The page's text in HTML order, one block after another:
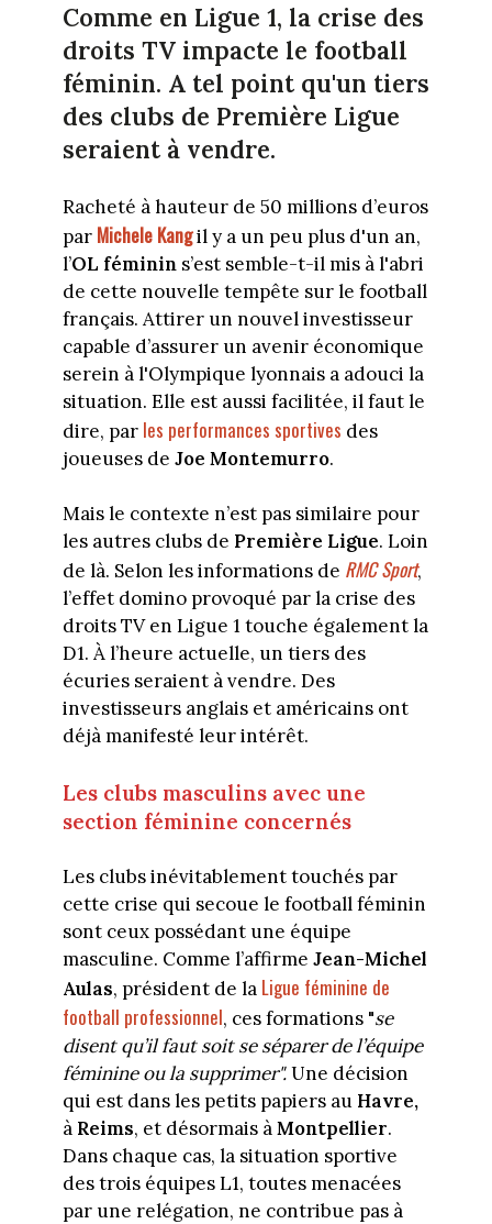
Comme en Ligue 1, la crise des
droits TV impacte le football
féminin. A tel point qu'un tiers
des clubs de Première Ligue
seraient à vendre.
Racheté à hauteur de 50 millions d’euros
par Michele Kangil y a un peu plus d'un an,
l’OL féminin s’est semble-t-il mis à l'abri
de cette nouvelle tempête sur le football
français. Attirer un nouvel investisseur
capable d’assurer un avenir économique
serein à l'Olympique lyonnais a adouci la
situation. Elle est aussi facilitée, il faut le
dire, par les performances sportives des
joueuses de Joe Montemurro.
Mais le contexte n’est pas similaire pour
les autres clubs de Première Ligue. Loin
de là. Selon les informations de RMC Sport,
l’effet domino provoqué par la crise des
droits TV en Ligue 1 touche également la
D1. À l’heure actuelle, un tiers des
écuries seraient à vendre. Des
investisseurs anglais et américains ont
déjà manifesté leur intérêt.
Les clubs masculins avec une
section féminine concernés
Les clubs inévitablement touchés par
cette crise qui secoue le football féminin
sont ceux possédant une équipe
masculine. Comme l’affirme Jean-Michel
Aulas, président de la Ligue féminine de
football professionnel, ces formations "se
disent qu’il faut soit se séparer de l’équipe
féminine ou la supprimer".Une décision
qui est dans les petits papiers au Havre,
à Reims, et désormais àMontpellier.
Dans chaque cas, la situation sportive
des trois équipes L1, toutes menacées
par une relégation, ne contribue pas à